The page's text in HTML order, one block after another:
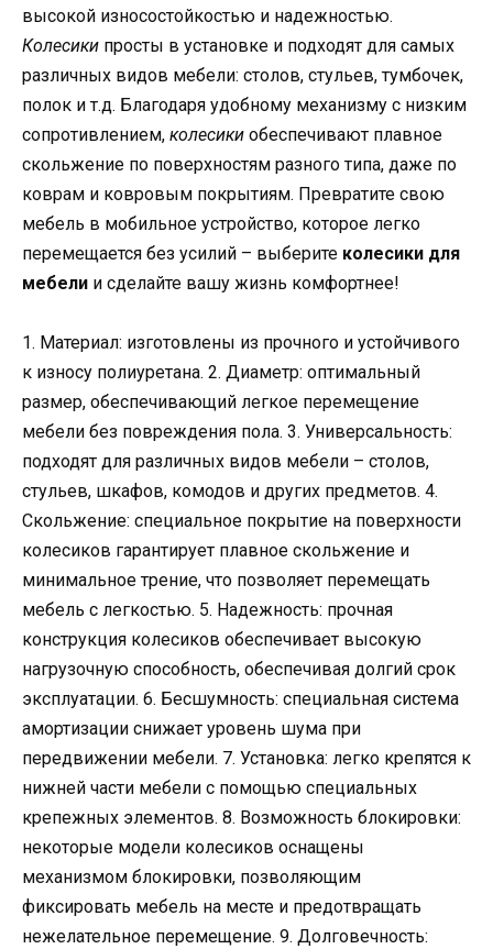
высокой износостойкостью и надежностью.
Колесики просты в установке и подходят для самых
различных видов мебели: столов, стульев, тумбочек,
полок и т.д. Благодаря удобному механизму с низким
сопротивлением, колесики обеспечивают плавное
скольжение по поверхностям разного типа, даже по
коврам и ковровым покрытиям. Превратите свою
мебель в мобильное устройство, которое легко
перемещается без усилий – выберите колесики для
мебели и сделайте вашу жизнь комфортнее!
1. Материал: изготовлены из прочного и устойчивого
к износу полиуретана. 2. Диаметр: оптимальный
размер, обеспечивающий легкое перемещение
мебели без повреждения пола. 3. Универсальность:
подходят для различных видов мебели – столов,
стульев, шкафов, комодов и других предметов. 4.
Скольжение: специальное покрытие на поверхности
колесиков гарантирует плавное скольжение и
минимальное трение, что позволяет перемещать
мебель с легкостью. 5. Надежность: прочная
конструкция колесиков обеспечивает высокую
нагрузочную способность, обеспечивая долгий срок
эксплуатации. 6. Бесшумность: специальная система
амортизации снижает уровень шума при
передвижении мебели. 7. Установка: легко крепятся к
нижней части мебели с помощью специальных
крепежных элементов. 8. Возможность блокировки:
некоторые модели колесиков оснащены
механизмом блокировки, позволяющим
фиксировать мебель на месте и предотвращать
нежелательное перемещение. 9. Долговечность: